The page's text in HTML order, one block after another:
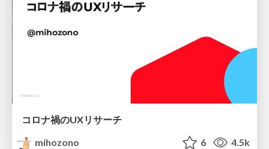
コロナ禍のUXリサーチ
mihozono
6 4.5k